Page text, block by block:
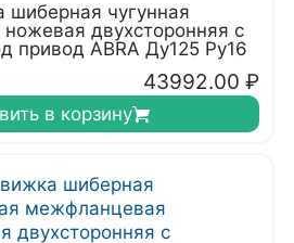
шиберная чугунная
двухсторонняя с
привод ABRA Ду125 Ру16
43992.00 ₽
в корзину